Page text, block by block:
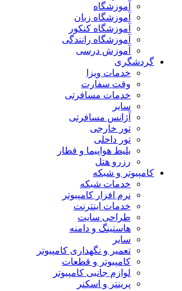
آموزشگاه
آموزشگاه زبان
آموزشگاه کنکور
آموزشگاه رانندگی
آموزش درسی
گردشگری
خدمات ویزا
وقت سفارت
خدمات مسافرتی
سایر
آژانس مسافرتی
تور خارجی
تور داخلی
بلیط هواپیما و قطار
رزرو هتل
کامپیوتر و شبکه
خدمات شبکه
نرم افزار کامپیوتر
خدمات اینترنت
طراحی سایت
هاستینگ و دامنه
سایر
تعمیر و نگهداری کامپیوتر
کامپیوتر و قطعات
لوازم جانبی کامپیوتر
پرینتر و اسکنر